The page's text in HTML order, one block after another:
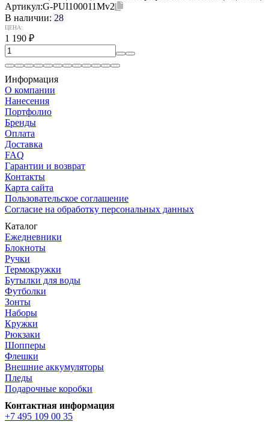
Артикул:G-PUI100011Mv2
В наличии: 28
ЦЕНА:
1 190 ₽
Информация
О компании
Нанесения
Портфолио
Бренды
Оплата
Доставка
FAQ
Гарантии и возврат
Контакты
Карта сайта
Пользовательское соглашение
Согласие на обработку персональных данных
Каталог
Ежедневники
Блокноты
Ручки
Термокружки
Бутылки для воды
Футболки
Зонты
Наборы
Кружки
Рюкзаки
Шопперы
Флешки
Внешние аккумуляторы
Пледы
Подарочные коробки
Контактная информация
+7 495 109 00 35